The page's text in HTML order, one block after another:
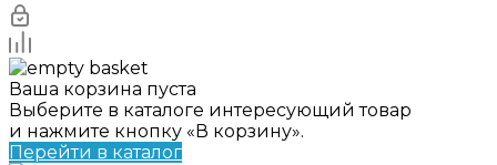
Ваша корзина пуста
Выберите в каталоге интересующий товар
и нажмите кнопку «В корзину».
Перейти в каталог